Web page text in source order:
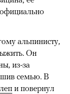
альпинисту,
Он
из-за
семью. В
и повернул